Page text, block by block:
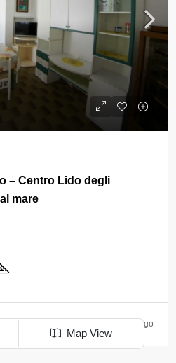
– Centro Lido degli
mare
4 mesi ago
Map View